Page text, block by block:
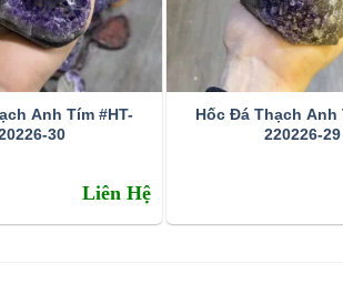
Anh Tím #HT-
30
Liên Hệ
Hốc Đá Thạch Anh
220226-29